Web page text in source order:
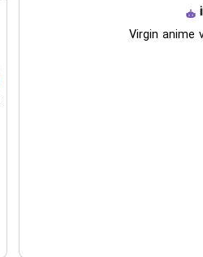
Virgin anime